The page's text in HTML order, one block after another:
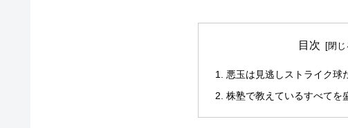
目次
悪玉は見逃しストライク球
株塾で教えているすべてを